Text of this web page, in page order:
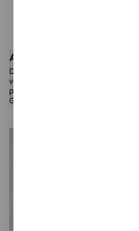
Atenció! Només
Del 26 d’abril al 31 de maig no hi
vostres compres, però no les rebreu
podeu passar pel meu estudi, a
Gràcies i disculpeu les molèsties :)